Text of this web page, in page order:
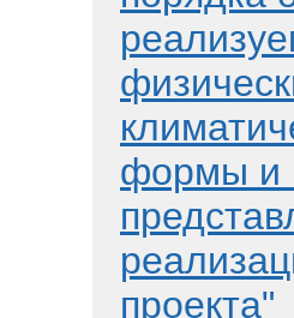
формы и
проекта"